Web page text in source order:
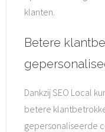
klanten.
Betere
Dankzij SEO Local
betere
gepersonaliseerde